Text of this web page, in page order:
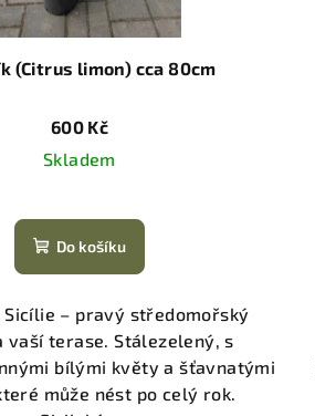
(Citrus limon) cca 80cm
600 Kč
Skladem
Do košíku
Sicílie – pravý středomořský
vaší terase. Stálezelený, s
bílými květy a šťavnatými
může nést po celý rok.